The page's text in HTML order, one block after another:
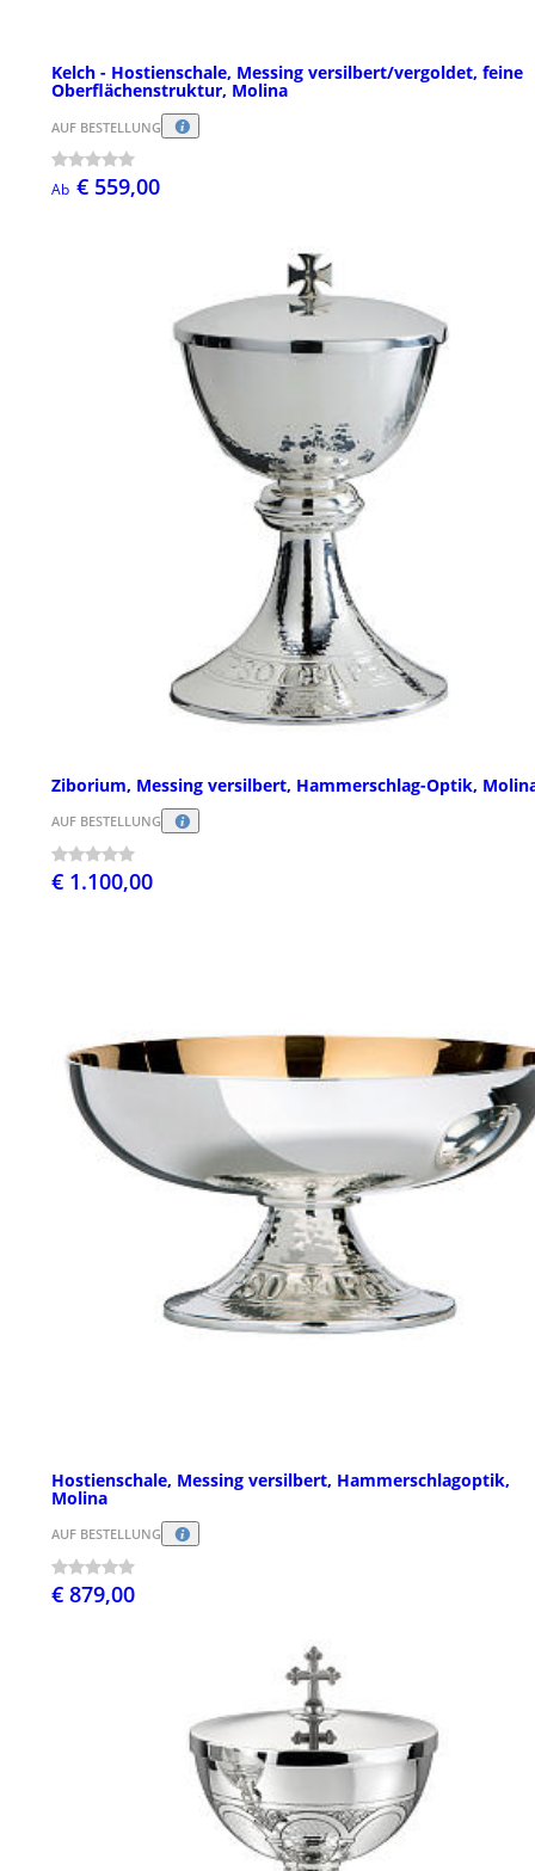
Kelch - Hostienschale, Messing versilbert/vergoldet, feine
Oberflächenstruktur, Molina
AUF BESTELLUNG
Ab € 559,00
Ziborium, Messing versilbert, Hammerschlag-Optik,
AUF BESTELLUNG
€ 1.100,00
Hostienschale, Messing versilbert, Hammerschlagoptik,
Molina
AUF BESTELLUNG
€ 879,00